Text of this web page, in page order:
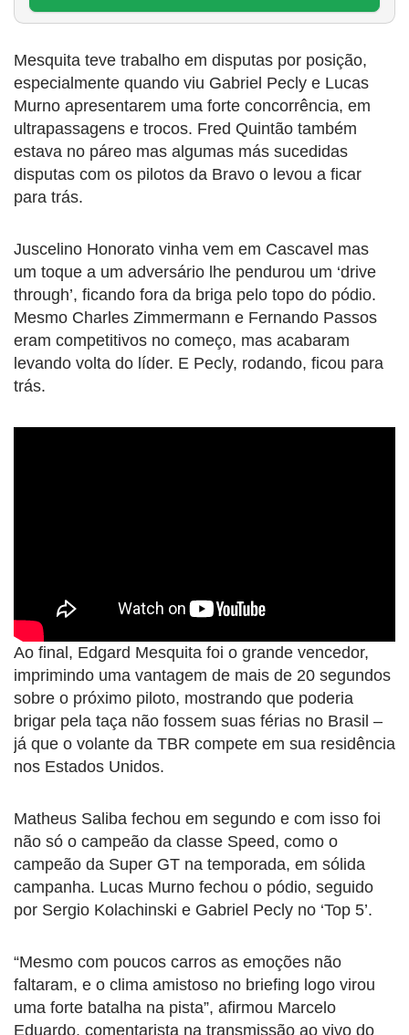
Mesquita teve trabalho em disputas por posição,
especialmente quando viu Gabriel Pecly e Lucas
Murno apresentarem uma forte concorrência, em
ultrapassagens e trocos. Fred Quintão também
estava no páreo mas algumas más sucedidas
disputas com os pilotos da Bravo o levou a ficar
para trás.
Juscelino Honorato vinha vem em Cascavel mas
um toque a um adversário lhe pendurou um ‘drive
through’, ficando fora da briga pelo topo do pódio.
Mesmo Charles Zimmermann e Fernando Passos
eram competitivos no começo, mas acabaram
levando volta do líder. E Pecly, rodando, ficou para
trás.
Ao final, Edgard Mesquita foi o grande vencedor,
imprimindo uma vantagem de mais de 20 segundos
sobre o próximo piloto, mostrando que poderia
brigar pela taça não fossem suas férias no Brasil –
já que o volante da TBR compete em sua residência
nos Estados Unidos.
Matheus Saliba fechou em segundo e com isso foi
não só o campeão da classe Speed, como o
campeão da Super GT na temporada, em sólida
campanha. Lucas Murno fechou o pódio, seguido
por Sergio Kolachinski e Gabriel Pecly no ‘Top 5’.
“Mesmo com poucos carros as emoções não
faltaram, e o clima amistoso no briefing logo virou
uma forte batalha na pista”, afirmou Marcelo
Eduardo, comentarista na transmissão ao vivo do